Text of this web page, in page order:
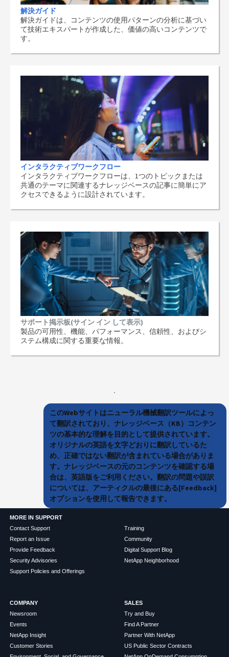
解決ガイド
解決ガイドは、コンテンツの使用パターンの分析に基づい
て技術エキスパートが作成した、価値の高いコンテンツで
す。
インタラクティブワークフロー
インタラクティブワークフローは、1つのトピックまたは
共通のテーマに関連するナレッジベースの記事に簡単にア
クセスできるように設計されています。
サポート掲示板(サイン イン して表示)
製品の可用性、機能、パフォーマンス、信頼性、およびシ
ステム構成に関する重要な情報。
このWebサイトはニューラル機械翻訳ツールによっ
て翻訳されており、ナレッジベース（KB）コンテン
ツの基本的な理解を目的として提供されています。
オリジナルの英語を文字どおりに翻訳しているた
め、正確ではない翻訳が含まれている場合がありま
す。ナレッジベースの元のコンテンツを確認する場
合は、英語版をご利用ください。翻訳の問題や誤訳
については、アーティクルの最後にある[Feedback]
オプションを使用して報告できます。
MORE IN SUPPORT
Contact Support
Report an Issue
Provide Feedback
Security Advisories
Support Policies and Offerings
Training
Community
Digital Support Blog
NetApp Neighborhood
COMPANY
Newsroom
Events
NetApp Insight
Customer Stories
SALES
Try and Buy
Find A Partner
Partner With NetApp
US Public Sector Contracts